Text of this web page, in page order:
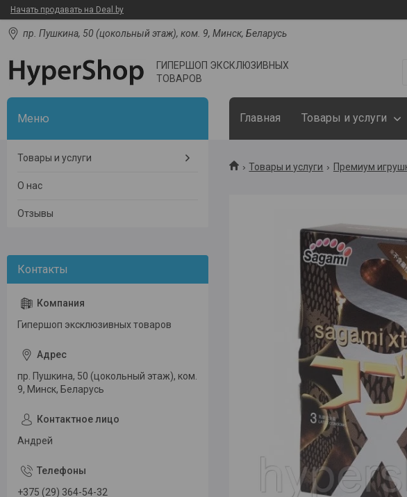
Начать продавать на Deal.by
пр. Пушкина, 50 (цокольный этаж), ком. 9, Минск, Беларусь
ГИПЕРШОП ЭКСКЛЮЗИВНЫХ
ТОВАРОВ
Главная Товары и услуги
Товары и услуги Премиум
Товары и услуги
О нас
Отзывы
Гипершоп эксклюзивных товаров
пр. Пушкина, 50 (цокольный этаж), ком.
9, Минск, Беларусь
Андрей
+375 (29) 364-54-32